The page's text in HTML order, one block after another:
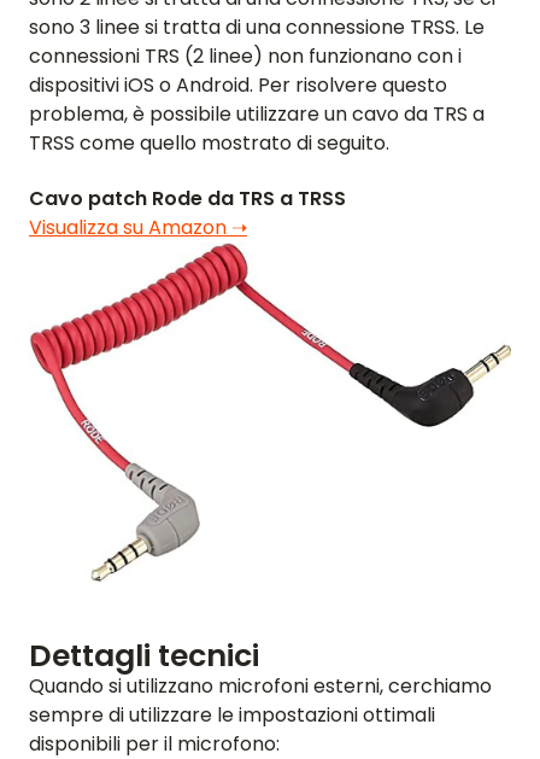
HOME
RECENSIONI
FUNZIONALITÀ
VIDEO
SUPPORTO
GUIDE E DOMANDE FREQUENTI
sono 3 linee si tratta di una connessione TRSS. Le
connessioni TRS (2 linee) non funzionano con i
dispositivi iOS o Android. Per risolvere questo
problema, è possibile utilizzare un cavo da TRS a
TRSS come quello mostrato di seguito.
Cavo patch Rode da TRS a TRSS
Visualizza su Amazon ➝
Dettagli tecnici
Quando si utilizzano microfoni esterni, cerchiamo
sempre di utilizzare le impostazioni ottimali
disponibili per il microfono: